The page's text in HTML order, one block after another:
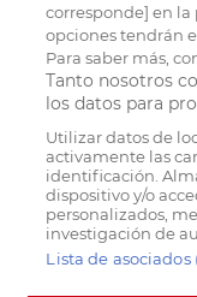
corresponde] en
opciones tendrán
Para saber más,
Tanto nosotros
los datos para
Utilizar datos de
activamente las
identificación.
dispositivo y/o
personalizados,
investigación de
Lista de asociados